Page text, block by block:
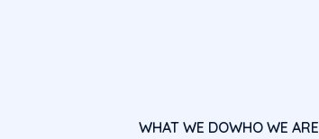
WHAT WE DOWHO WE ARE